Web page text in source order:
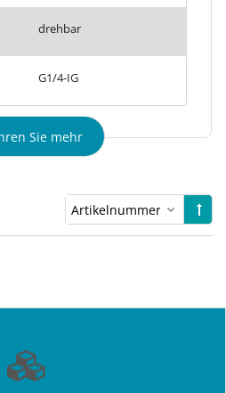
drehbar
G1/4-IG
Sie mehr